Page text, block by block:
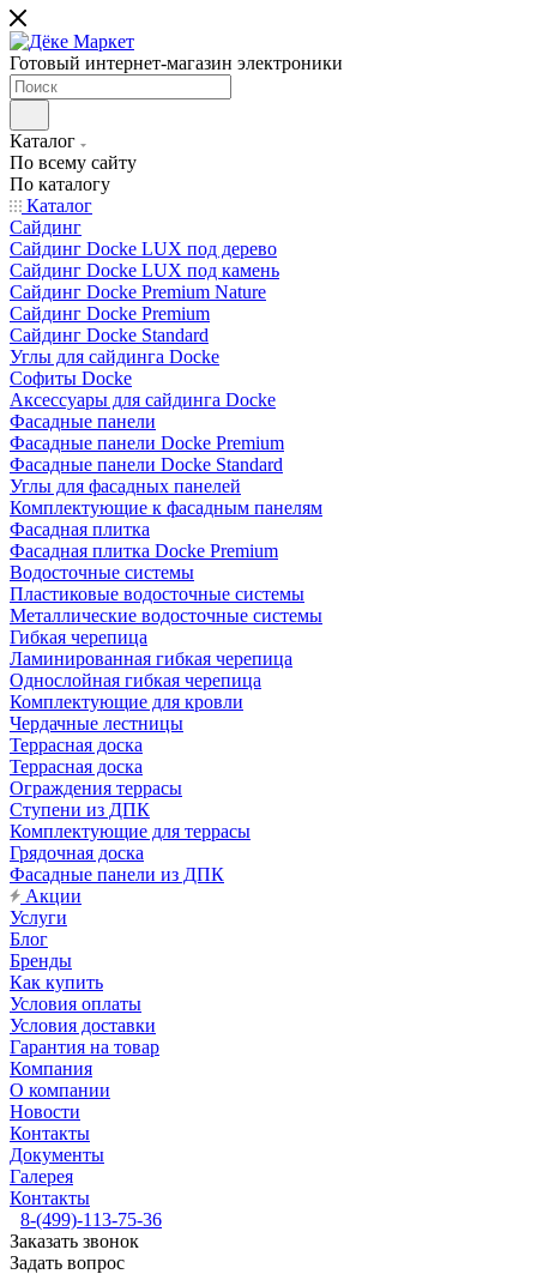
Готовый интернет-магазин электроники
Каталог
По всему сайту
По каталогу
Каталог
Сайдинг
Сайдинг Docke LUX под дерево
Сайдинг Docke LUX под камень
Сайдинг Docke Premium Nature
Сайдинг Docke Premium
Сайдинг Docke Standard
Углы для сайдинга Docke
Софиты Docke
Аксессуары для сайдинга Docke
Фасадные панели
Фасадные панели Docke Premium
Фасадные панели Docke Standard
Углы для фасадных панелей
Комплектующие к фасадным панелям
Фасадная плитка
Фасадная плитка Docke Premium
Водосточные системы
Пластиковые водосточные системы
Металлические водосточные системы
Гибкая черепица
Ламинированная гибкая черепица
Однослойная гибкая черепица
Комплектующие для кровли
Чердачные лестницы
Террасная доска
Террасная доска
Ограждения террасы
Ступени из ДПК
Комплектующие для террасы
Грядочная доска
Фасадные панели из ДПК
Акции
Услуги
Блог
Бренды
Как купить
Условия оплаты
Условия доставки
Гарантия на товар
Компания
О компании
Новости
Контакты
Документы
Галерея
Контакты
8-(499)-113-75-36
Заказать звонок
Задать вопрос